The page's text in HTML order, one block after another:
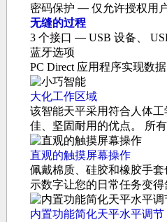
密码保护 — 仅允许授权用
无缝的过程
3 个接口 — USB 设备、
蓝牙选项
PC Direct 应用程序实现数
大化工作区域
该智能天平采用符合人体
佳、坚固耐用的优点。 所
直观的触摸屏幕操作
佩戴棉质、硅胶和橡胶手
示数字让您的日常任务变得
内置功能简化天平水平调节